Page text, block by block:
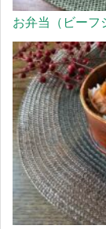
お弁当（ビーフ